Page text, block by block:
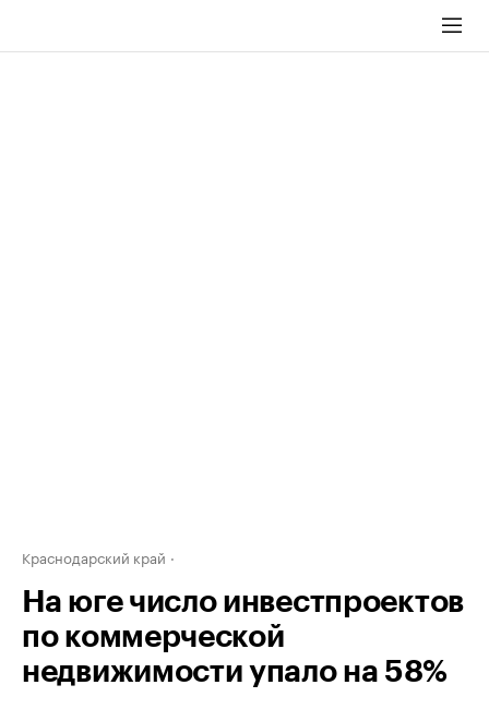
Краснодарский край
На юге число инвестпроектов
по коммерческой
недвижимости упало на 58%